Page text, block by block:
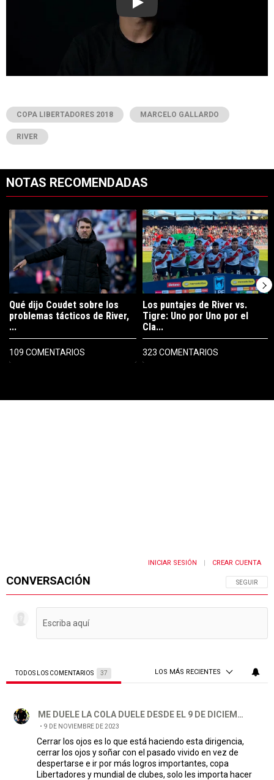
Play
COPA LIBERTADORES 2018 MARCELO GALLARDO
RIVER
NOTAS RECOMENDADAS
Un artículo de tendencia con el título "Qué dijo Coudet sobre los
Qué dijo Coudet sobre los
problemas tácticos de River,
...
109 COMENTARIOS
Un artículo de tendencia con el
Los puntajes de River vs.
Tigre: Uno por Uno por el
Cla...
323 COMENTARIOS
CONVERSACIÓN SIGA ESTA
SEGUIR
INICIAR SESIÓN CREAR CUENTA
TODOS LOS COMENTARIOS 37 LOS MÁS RECIENTES
ME DUELE LA COLA DUELE DESDE EL 9 DE DICIEMBRE
9 DE NOVIEMBRE DE 2023
Cerrar los ojos es lo que está haciendo esta dirigencia,
cerrar los ojos y soñar con el pasado vivido en vez de
despertarse e ir por más logros importantes, copa
Libertadores y mundial de clubes, solo les importa hacer